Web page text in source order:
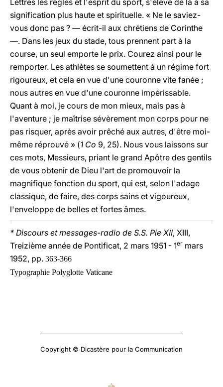
Lettres les règles et l'esprit du sport, s'élève de là à sa
signification plus haute et spirituelle. « Ne le saviez-
vous donc pas ? — écrit-il aux chrétiens de Corinthe
—. Dans les jeux du stade, tous prennent part à la
course, un seul emporte le prix. Courez ainsi pour le
remporter. Les athlètes se soumettent à un régime fort
rigoureux, et cela en vue d'une couronne vite fanée ;
nous autres en vue d'une couronne impérissable.
Quant à moi, je cours de mon mieux, mais pas à
l'aventure ; je maîtrise sévèrement mon corps pour ne
pas risquer, après avoir prêché aux autres, d'être moi-
même réprouvé » (1 Co 9, 25). Nous vous laissons sur
ces mots, Messieurs, priant le grand Apôtre des gentils
de vous obtenir de Dieu l'art de promouvoir la
magnifique fonction du sport, qui est, selon l'adage
classique, de faire, des corps sains et vigoureux,
l'enveloppe de belles et fortes âmes.
* Discours et messages-radio de S.S. Pie XII, XIII,
Treizième année de Pontificat, 2 mars 1951 - 1er mars
1952, pp. 363-366
Typographie Polyglotte Vaticane
Copyright © Dicastère pour la Communication